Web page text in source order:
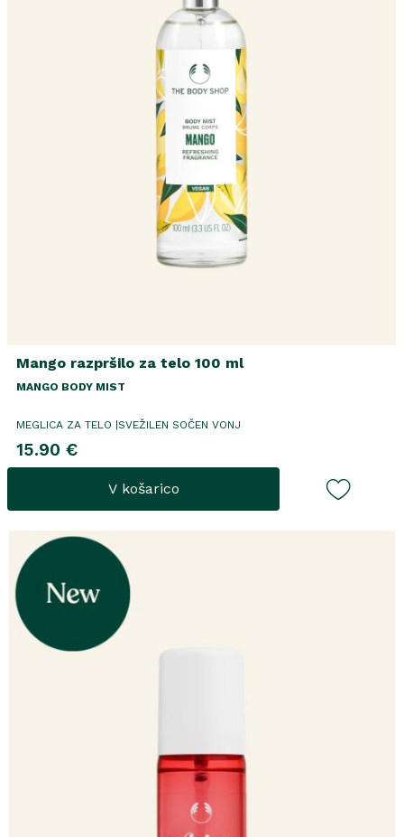
Mango razpršilo za telo 100 ml
MANGO BODY MIST
MEGLICA ZA TELO |SVEŽILEN SOČEN VONJ
15.90 €
V košarico